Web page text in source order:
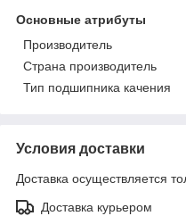
Основные атрибуты
Производитель
Страна производитель
Тип подшипника качения
Условия доставки
Доставка осуществляется
Доставка курьером